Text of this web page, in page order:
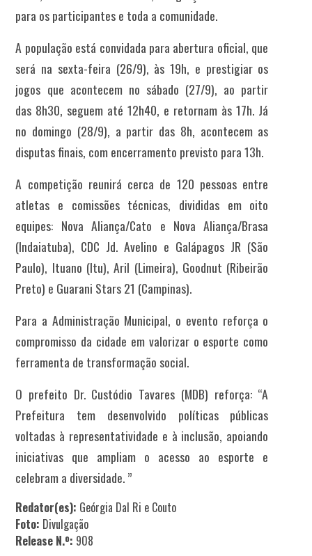
para os participantes e toda a comunidade.
A população está convidada para abertura oficial, que
será na sexta-feira (26/9), às 19h, e prestigiar os
jogos que acontecem no sábado (27/9), ao partir
das 8h30, seguem até12h40, e retornam às17h. Já
no domingo (28/9), a partir das 8h, acontecem as
disputas finais, com encerramento previsto para13h.
A competição reunirá cerca de 120 pessoas entre
atletas e comissões técnicas, divididas em oito
equipes: Nova Aliança/Cato e Nova Aliança/Brasa
(Indaiatuba), CDC Jd. Avelino e Galápagos JR (São
Paulo), Ituano (Itu), Aril (Limeira), Goodnut (Ribeirão
Preto) e Guarani Stars 21 (Campinas).
Para a Administração Municipal, o evento reforça o
compromisso da cidade em valorizar o esporte como
ferramenta de transformação social.
O prefeito Dr. Custódio Tavares (MDB) reforça: “A
Prefeitura tem desenvolvido políticas públicas
voltadas à representatividade e à inclusão, apoiando
iniciativas que ampliam o acesso ao esporte e
celebram a diversidade. ”
Redator(es): Geórgia Dal Ri e Couto
Foto: Divulgação
Release N.º: 908